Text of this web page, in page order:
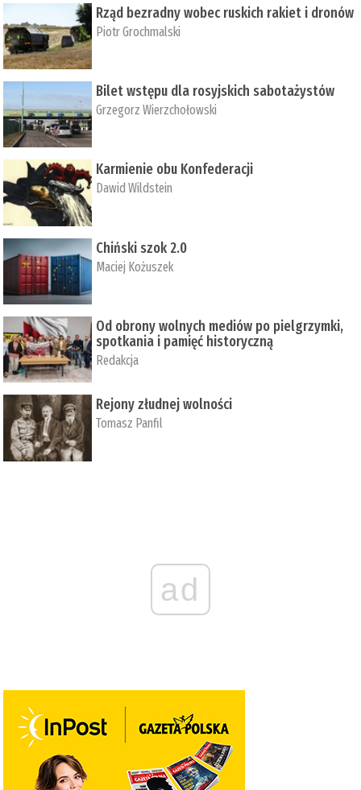
Rząd bezradny wobec ruskich rakiet i dronów
Piotr Grochmalski
Bilet wstępu dla rosyjskich sabotażystów
Grzegorz Wierzchołowski
Karmienie obu Konfederacji
Dawid Wildstein
Chiński szok 2.0
Maciej Kożuszek
Od obrony wolnych mediów po pielgrzymki,
spotkania i pamięć historyczną
Redakcja
Rejony złudnej wolności
Tomasz Panfil
ad